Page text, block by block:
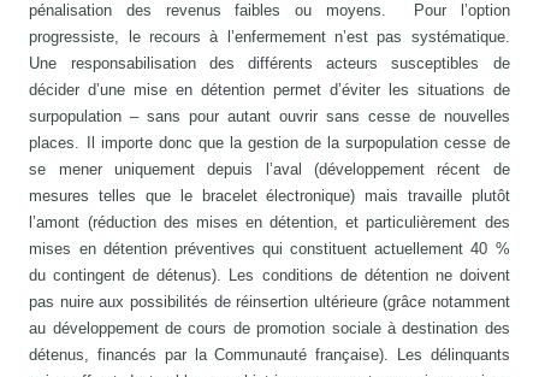
pénalisation des revenus faibles ou moyens. Pour l’option
progressiste, le recours à l’enfermement n’est pas systématique.
Une responsabilisation des différents acteurs susceptibles de
décider d’une mise en détention permet d’éviter les situations de
surpopulation – sans pour autant ouvrir sans cesse de nouvelles
places. Il importe donc que la gestion de la surpopulation cesse de
se mener uniquement depuis l’aval (développement récent de
mesures telles que le bracelet électronique) mais travaille plutôt
l’amont (réduction des mises en détention, et particulièrement des
mises en détention préventives qui constituent actuellement 40 %
du contingent de détenus). Les conditions de détention ne doivent
pas nuire aux possibilités de réinsertion ultérieure (grâce notamment
au développement de cours de promotion sociale à destination des
détenus, financés par la Communauté française). Les délinquants